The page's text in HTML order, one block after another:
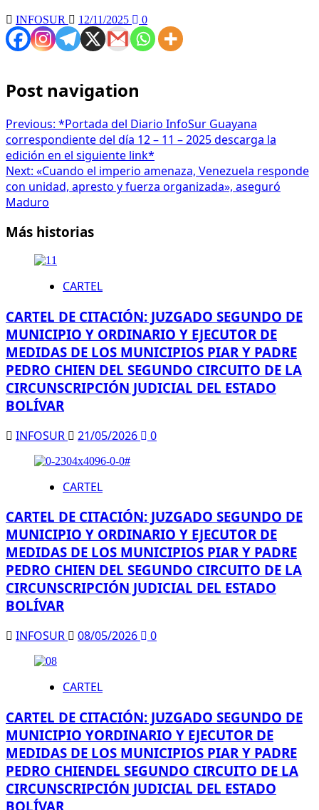
INFOSUR 12/11/2025 0
Post navigation
Previous: *Portada del Diario InfoSur Guayana
correspondiente del día 12 – 11 – 2025 descarga la
edición en el siguiente link*
Next: «Cuando el imperio amenaza, Venezuela responde
con unidad, apresto y fuerza organizada», aseguró
Maduro
Más historias
CARTEL
CARTEL DE CITACIÓN: JUZGADO SEGUNDO DE
MUNICIPIO Y ORDINARIO Y EJECUTOR DE
MEDIDAS DE LOS MUNICIPIOS PIAR Y PADRE
PEDRO CHIEN DEL SEGUNDO CIRCUITO DE LA
CIRCUNSCRIPCIÓN JUDICIAL DEL ESTADO
BOLÍVAR
INFOSUR 21/05/2026 0
CARTEL
CARTEL DE CITACIÓN: JUZGADO SEGUNDO DE
MUNICIPIO Y ORDINARIO Y EJECUTOR DE
MEDIDAS DE LOS MUNICIPIOS PIAR Y PADRE
PEDRO CHIEN DEL SEGUNDO CIRCUITO DE LA
CIRCUNSCRIPCIÓN JUDICIAL DEL ESTADO
BOLÍVAR
INFOSUR 08/05/2026 0
CARTEL
CARTEL DE CITACIÓN: JUZGADO SEGUNDO DE
MUNICIPIO YORDINARIO Y EJECUTOR DE
MEDIDAS DE LOS MUNICIPIOS PIAR Y PADRE
PEDRO CHIENDEL SEGUNDO CIRCUITO DE LA
CIRCUNSCRIPCIÓN JUDICIAL DEL ESTADO
BOLÍVAR